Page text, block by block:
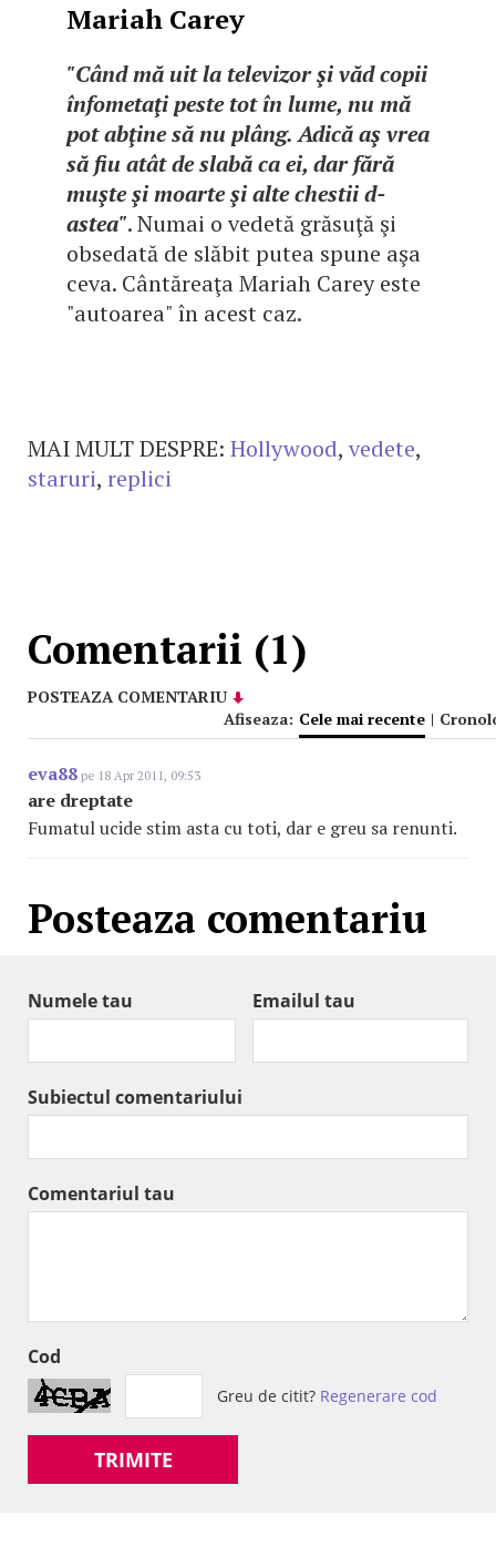
Mariah Carey
"Când mă uit la televizor şi văd copii
înfometaţi peste tot în lume, nu mă
pot abţine să nu plâng. Adică aş vrea
să fiu atât de slabă ca ei, dar fără
muşte şi moarte şi alte chestii d-
astea". Numai o vedetă grăsuţă şi
obsedată de slăbit putea spune aşa
ceva. Cântăreaţa Mariah Carey este
"autoarea" în acest caz.
MAI MULT DESPRE: Hollywood, vedete,
staruri, replici
Comentarii (1)
POSTEAZA COMENTARIU
Afiseaza: Cele mai recente |
eva88 pe 18 Apr 2011, 09:53
are dreptate
Fumatul ucide stim asta cu toti, dar e greu sa renunti.
Posteaza comentariu
Numele tau Emailul tau
Subiectul comentariului
Comentariul tau
Cod
Greu de citit? Regenerare cod
TRIMITE